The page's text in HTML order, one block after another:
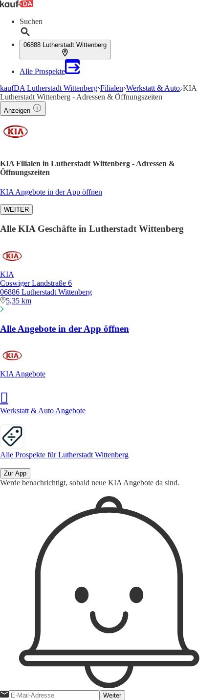
Suchen
06888 Lutherstadt Wittenberg
Alle Prospekte
kaufDA Lutherstadt Wittenberg Filialen Werkstatt & Auto KIA
Lutherstadt Wittenberg - Adressen & Öffnungszeiten
Anzeigen
KIA Filialen in Lutherstadt Wittenberg - Adressen &
Öffnungszeiten
KIA Angebote in der App öffnen
WEITER
Alle KIA Geschäfte in Lutherstadt Wittenberg
KIA
Coswiger Landstraße 6
06886 Lutherstadt Wittenberg
5,35 km
Alle Angebote in der App öffnen
KIA Angebote
Werkstatt & Auto Angebote
Alle Prospekte für Lutherstadt Wittenberg
Zur App
Werde benachrichtigt, sobald neue KIA Angebote da sind.
Weiter